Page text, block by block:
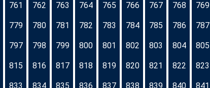
761 762 763 764 765 766 767 768 769
779 780 781 782 783 784 785 786 787
797 798 799 800 801 802 803 804 805
815 816 817 818 819 820 821 822 823
833 834 835 836 837 838 839 840 841